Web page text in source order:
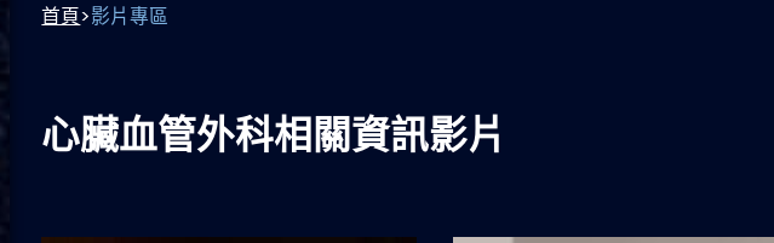
首頁>影片專區
心臟血管外科相關資訊影片